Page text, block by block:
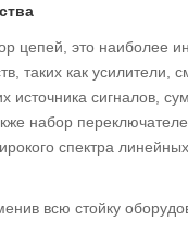
цепей, это наиболее
таких как усилители,
источника сигналов,
набор
спектра
всю стойку